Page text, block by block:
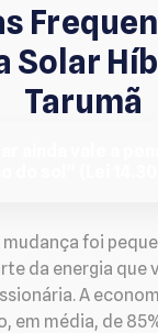
Solar
Tarumã
mudança foi
da energia que
A
em média, de